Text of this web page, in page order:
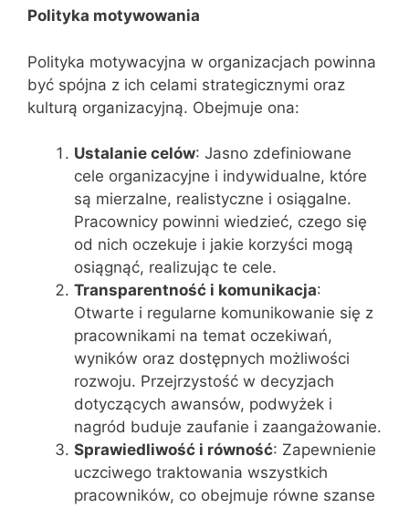
Polityka motywowania
Polityka motywacyjna w organizacjach powinna
być spójna z ich celami strategicznymi oraz
kulturą organizacyjną. Obejmuje ona:
Ustalanie celów: Jasno zdefiniowane
cele organizacyjne i indywidualne, które
są mierzalne, realistyczne i osiągalne.
Pracownicy powinni wiedzieć, czego się
od nich oczekuje i jakie korzyści mogą
osiągnąć, realizując te cele.
Transparentność i komunikacja:
Otwarte i regularne komunikowanie się z
pracownikami na temat oczekiwań,
wyników oraz dostępnych możliwości
rozwoju. Przejrzystość w decyzjach
dotyczących awansów, podwyżek i
nagród buduje zaufanie i zaangażowanie.
Sprawiedliwość i równość: Zapewnienie
uczciwego traktowania wszystkich
pracowników, co obejmuje równe szanse